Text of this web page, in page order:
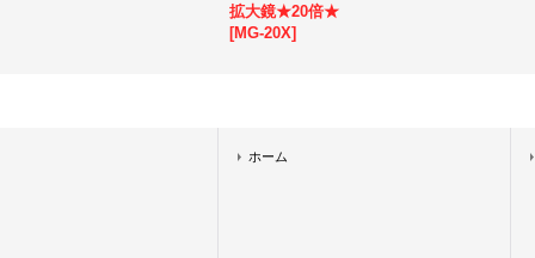
拡大鏡★20倍★
[MG-20X]
ホーム